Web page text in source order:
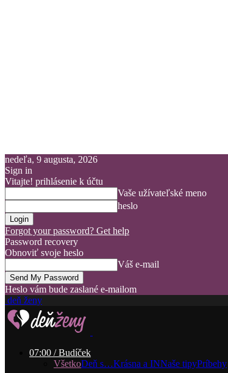
nedeľa, 9 augusta, 2026
Sign in
Vitajte! prihlásenie k účtu
Vaše užívateľské meno
heslo
Forgot your password? Get help
Password recovery
Obnoviť svoje heslo
Váš e-mail
Heslo vám bude zaslané e-mailom
deň ženy
07:00 / Budíček
VšetkoDeň s…Krásna a INNaše tipyPríbehy